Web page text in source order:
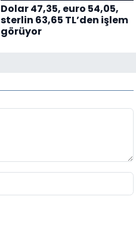
Dolar 47,35, euro 54,05,
sterlin 63,65 TL’den işlem
görüyor